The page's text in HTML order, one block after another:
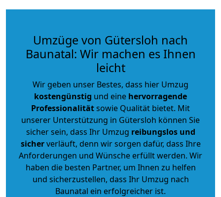
Umzüge von Gütersloh nach
Baunatal: Wir machen es Ihnen
leicht
Wir geben unser Bestes, dass hier Umzug
kostengünstig und eine hervorragende
Professionalitätsowie Qualität bietet. Mit
unserer Unterstützung in Gütersloh können Sie
sicher sein, dass Ihr Umzug reibungslos und
sicherverläuft, denn wir sorgen dafür, dass Ihre
Anforderungen und Wünsche erfüllt werden. Wir
haben die besten Partner, um Ihnen zu helfen
und sicherzustellen, dass Ihr Umzug nach
Baunatal ein erfolgreicher ist.